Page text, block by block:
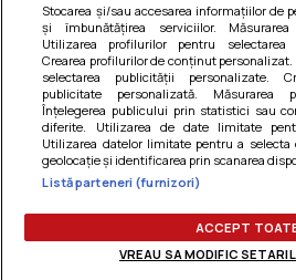
Termeni si conditii |
confidentialitate|
Stocarea și/sau accesarea informațiilor de
și îmbunătățirea serviciilor. Măsurarea
Utilizarea profilurilor pentru selectarea
Crearea profilurilor de conținut
selectarea publicității personalizate.
publicitate personalizată. Măsurarea
Înțelegerea publicului prin statistici sau
diferite. Utilizarea de date limitate
Utilizarea datelor limitate pentru a selecta
geolocație și identificarea prin scanarea
Listă parteneri (furnizori)
ACCEPT
VREAU SA MODIFIC